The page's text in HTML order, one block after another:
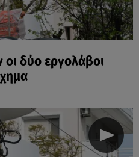
δύο εργολάβοι